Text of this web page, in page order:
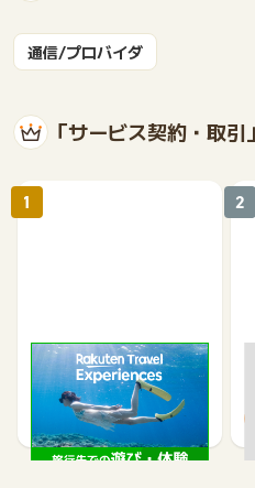
通信/プロバイダ
「サービス契約・取
楽天トラベル観光体験
2.5%
1 2